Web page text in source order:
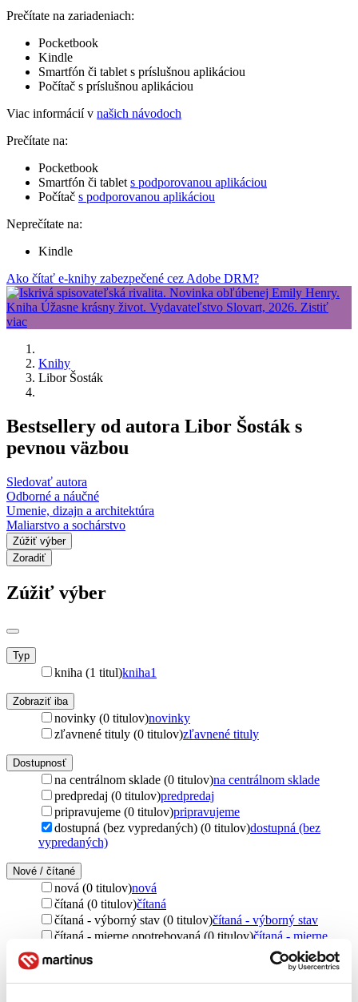
Prečítate na zariadeniach:
Pocketbook
Kindle
Smartfón či tablet s príslušnou aplikáciou
Počítač s príslušnou aplikáciou
Viac informácií v našich návodoch
Prečítate na:
Pocketbook
Smartfón či tablet s podporovanou aplikáciou
Počítač s podporovanou aplikáciou
Neprečítate na:
Kindle
Ako čítať e-knihy zabezpečené cez Adobe DRM?
Knihy
Libor Šosták
Bestsellery od autora Libor Šosták s
pevnou väzbou
Sledovať autora
Odborné a náučné
Umenie, dizajn a architektúra
Maliarstvo a sochárstvo
Zúžiť výber
Zoradiť
Zúžiť výber
Typ
kniha (1 titul)kniha1
Zobraziť iba
novinky (0 titulov)novinky
zľavnené tituly (0 titulov)zľavnené tituly
Dostupnosť
na centrálnom sklade (0 titulov)na centrálnom sklade
predpredaj (0 titulov)predpredaj
pripravujeme (0 titulov)pripravujeme
dostupná (bez vypredaných) (0 titulov)dostupná (bez
vypredaných)
Nové / čítané
nová (0 titulov)nová
čítaná (0 titulov)čítaná
čítaná - výborný stav (0 titulov)čítaná - výborný stav
čítaná - mierne opotrebovaná (0 titulov)čítaná - mierne
čítané verzie vypredaných kníh (0 titulov)
čítané verzie
vypredaných kníh